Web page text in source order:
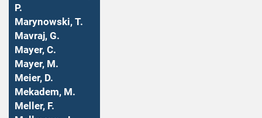
P.
Marynowski, T.
Mavraj, G.
Mayer, C.
Mayer, M.
Meier, D.
Mekadem, M.
Meller, F.